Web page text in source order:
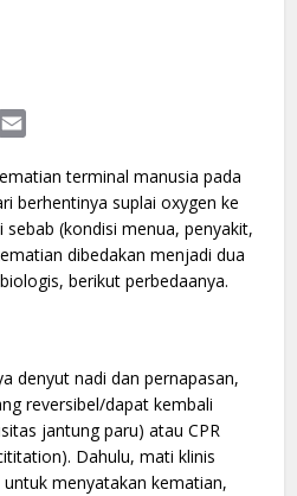
Line
terminal manusia pada
berhentinya suplai oxygen ke
(kondisi menua, penyakit,
dibedakan menjadi dua
berikut perbedaanya.
denyut nadi dan pernapasan,
reversibel/dapat kembali
jantung paru) atau CPR
Dahulu, mati klinis
menyatakan kematian,